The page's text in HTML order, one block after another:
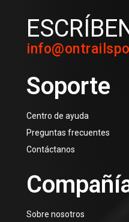
Soporte
Centro de ayuda
Preguntas frecuentes
Contáctanos
Sobre nosotros